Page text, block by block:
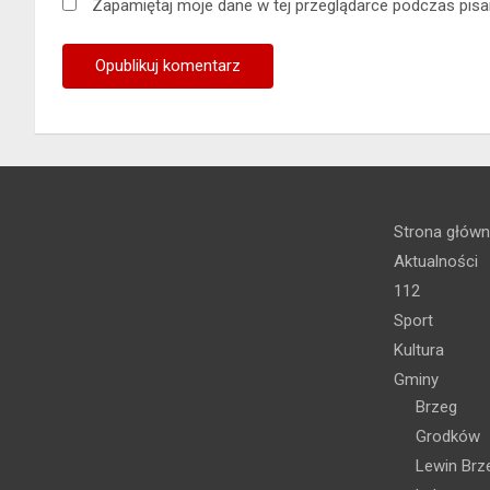
Zapamiętaj moje dane w tej przeglądarce podczas
Strona
Aktualności
112
Sport
Kultura
Gminy
Brzeg
Grodków
Lewin